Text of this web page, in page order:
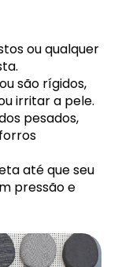
ou qualquer
são rígidos,
irritar a pele.
pesados,
até que seu
pressão e